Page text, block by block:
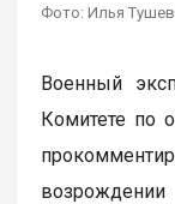
Фото: Илья
Военный
Комитете по